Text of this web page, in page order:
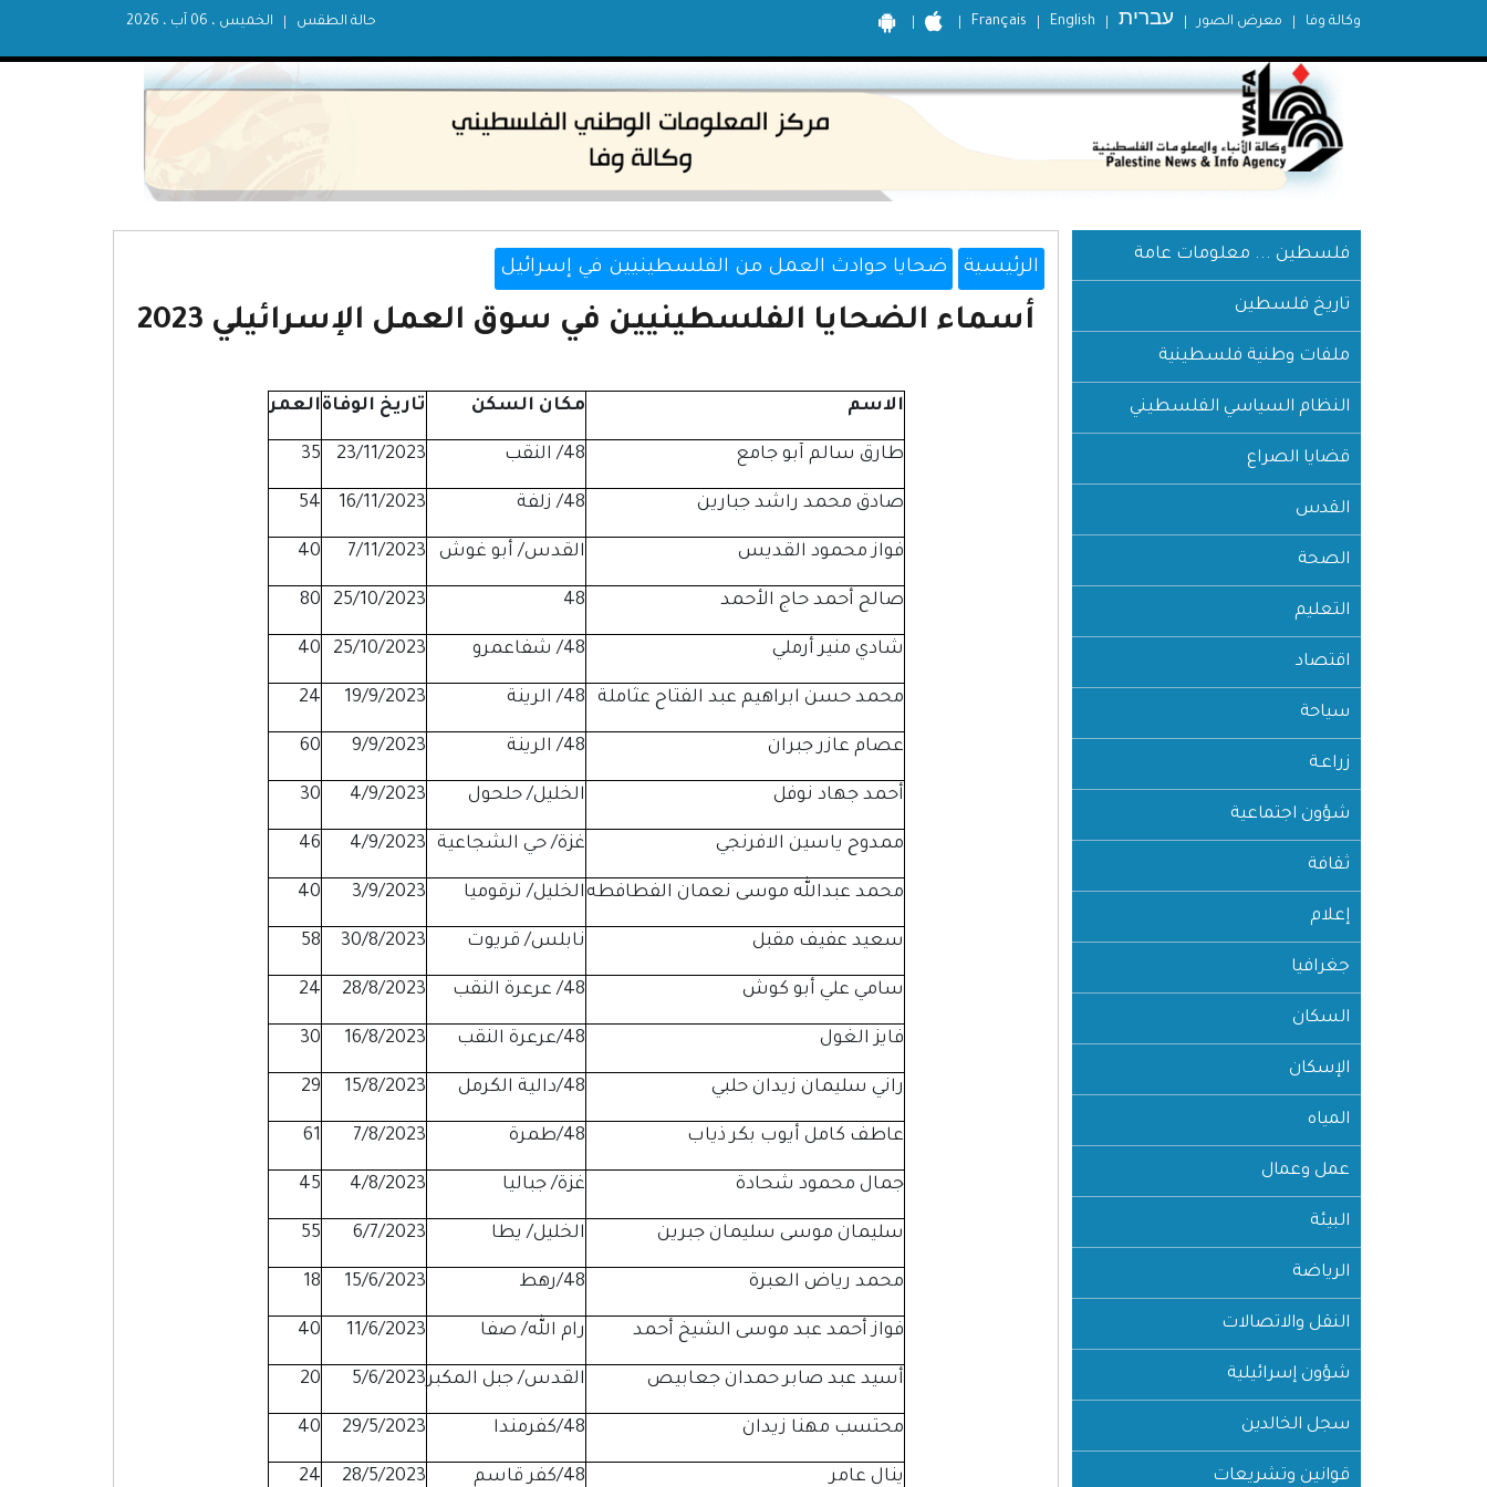
Français English עברית معرض الصور وكالة وفا الخميس ، 06 آب ، 2026 حالة الطقس
فلسطين ... معلومات عامة
تاريخ فلسطين
ملفات وطنية فلسطينية
النظام السياسي الفلسطيني
قضايا الصراع
القدس
الصحة
التعليم
اقتصاد
سياحة
زراعـة
شؤون اجتماعية
ثقافة
إعلام
جغرافيا
السكان
الإسكان
المياه
عمل وعمال
البيئة
الرياضة
النقل والاتصالات
شؤون إسرائيلية
سجل الخالدين
قوانين وتشريعات
الرئيسية ضحايا حوادث العمل من الفلسطينيين في إسرائيل
أسماء الضحايا الفلسطينيين في سوق العمل الإسرائيلي 2023
الاسم مكان السكن تاريخ الوفاةالعمر
طارق سالم آبو جامع 48/ النقب 23/11/2023
35
صادق محمد راشد جبارين 48/ زلفة 16/11/2023
54
فواز محمود القديس القدس/ أبو غوش 7/11/2023
40
صالح أحمد حاج الأحمد 48
25/10/2023
80
شادي منير أرملي 48/ شفاعمرو 25/10/2023
40
محمد حسن ابراهيم عبد الفتاح عثاملة 48/ الرينة 19/9/2023
24
عصام عازر جبران 48/ الرينة 9/9/2023
60
أحمد جهاد نوفل الخليل/ حلحول 4/9/2023
30
ممدوح ياسين الافرنجي غزة/ حي الشجاعية 4/9/2023
46
محمد عبدالله موسى نعمان الفطافطهالخليل/ ترقوميا 3/9/2023
40
سعيد عفيف مقبل نابلس/ قريوت 30/8/2023
58
سامي علي أبو كوش 48/ عرعرة النقب 28/8/2023
24
فايز الغول 48/عرعرة النقب 16/8/2023
30
راني سليمان زيدان حلبي 48/دالية الكرمل 15/8/2023
29
عاطف كامل أيوب بكر ذياب 48/طمرة 7/8/2023
61
جمال محمود شحادة غزة/ جباليا 4/8/2023
45
سليمان موسى سليمان جبرين الخليل/ يطا 6/7/2023
55
محمد رياض العبرة 48/رهط 15/6/2023
18
فواز أحمد عبد موسى الشيخ أحمد رام الله/ صفا 11/6/2023
40
أسيد عبد صابر حمدان جعابيص القدس/ جبل المكبر5/6/2023
20
محتسب مهنا زيدان 48/كفرمندا 29/5/2023
40
ينال عامر 48/كفر قاسم 28/5/2023
24